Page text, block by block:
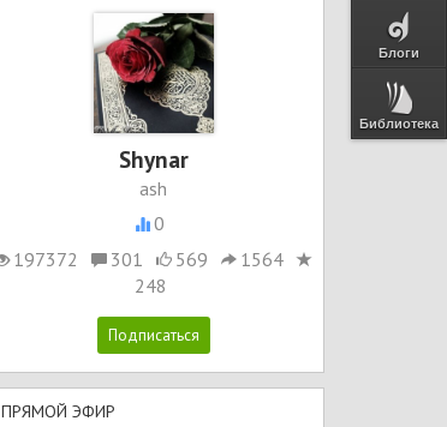
Блоги
Библиотека
Shynar
ash
0
197372
301 569
1564
248
ПРЯМОЙ ЭФИР